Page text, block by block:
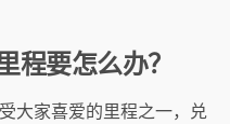
要怎么办？
大家喜爱的里程之一，兑